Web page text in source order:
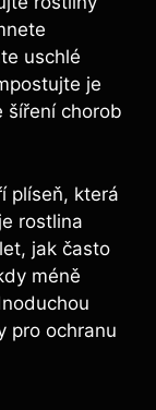
uschlé
je
šíření chorob
plíseň, která
rostlina
jak často
méně
pro ochranu